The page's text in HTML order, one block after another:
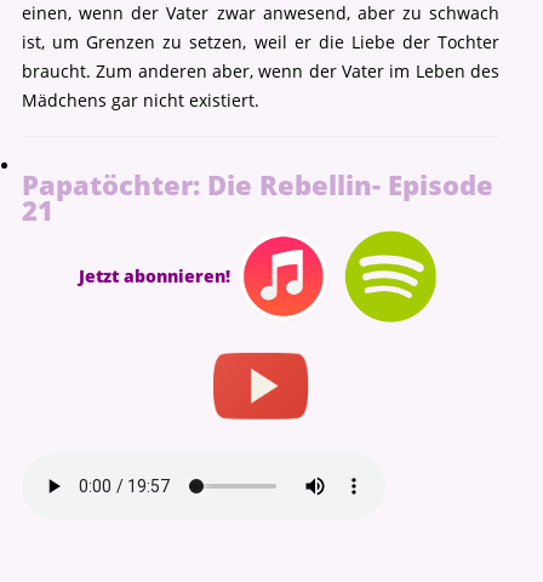
einen, wenn der Vater zwar anwesend, aber zu schwach
ist, um Grenzen zu setzen, weil er die Liebe der Tochter
braucht. Zum anderen aber, wenn der Vater im Leben des
Mädchens gar nicht existiert.
Papatöchter: Die Rebellin- Episode
21
Jetzt abonnieren!